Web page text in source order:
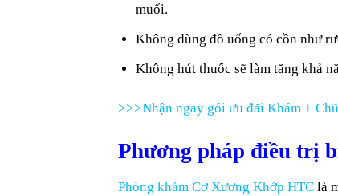
muối.
Không dùng đồ uống có cồn như
Không hút thuốc sẽ làm tăng khả
>>>Nhận ngay gói ưu đãi Khám +
Phương pháp điều trị
Phòng khám Cơ Xương Khớp HTC là